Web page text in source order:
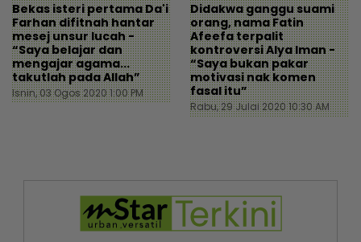
Bekas isteri pertama Da'i
Farhan difitnah hantar
mesej unsur lucah -
“Saya belajar dan
mengajar agama...
takutlah pada Allah”
Isnin, 03 Ogos 2020 1:00 PM
Didakwa ganggu suami
orang, nama Fatin
Afeefa terpalit
kontroversi Alya Iman -
“Saya bukan pakar
motivasi nak komen
fasal itu”
Rabu, 29 Julai 2020 10:30 AM